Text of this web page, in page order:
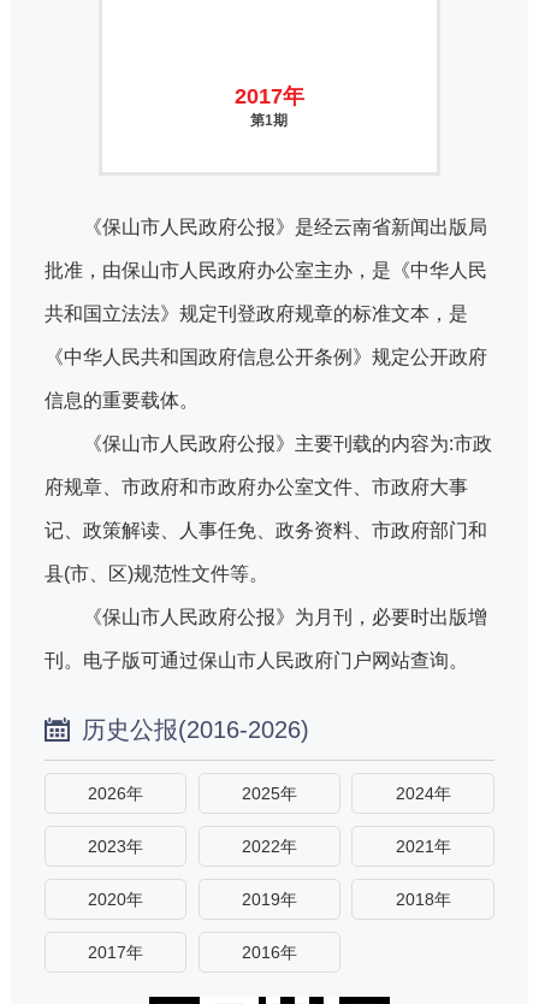
2017年
第1期
《保山市人民政府公报》是经云南省新闻出版局
批准，由保山市人民政府办公室主办，是《中华人民
共和国立法法》规定刊登政府规章的标准文本，是
《中华人民共和国政府信息公开条例》规定公开政府
信息的重要载体。
《保山市人民政府公报》主要刊载的内容为:市政
府规章、市政府和市政府办公室文件、市政府大事
记、政策解读、人事任免、政务资料、市政府部门和
县(市、区)规范性文件等。
《保山市人民政府公报》为月刊，必要时出版增
刊。电子版可通过保山市人民政府门户网站查询。
历史公报(2016-2026)
2026年 2025年 2024年
2023年 2022年 2021年
2020年 2019年 2018年
2017年 2016年